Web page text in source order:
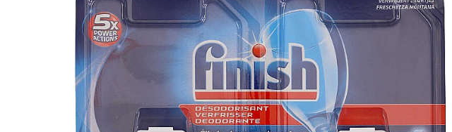
Betisoare 120 ml
EYFEL Spray Odorizant 400 ml
LORIS Odorizant cu Betisoare 120
Detergent Rufe